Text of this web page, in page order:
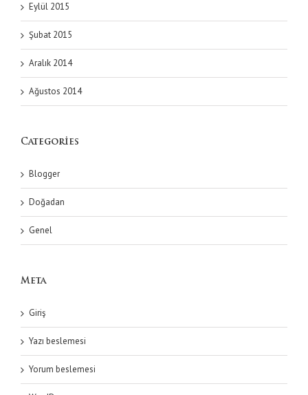
Eylül 2015
Şubat 2015
Aralık 2014
Ağustos 2014
Categories
Blogger
Doğadan
Genel
Meta
Giriş
Yazı beslemesi
Yorum beslemesi